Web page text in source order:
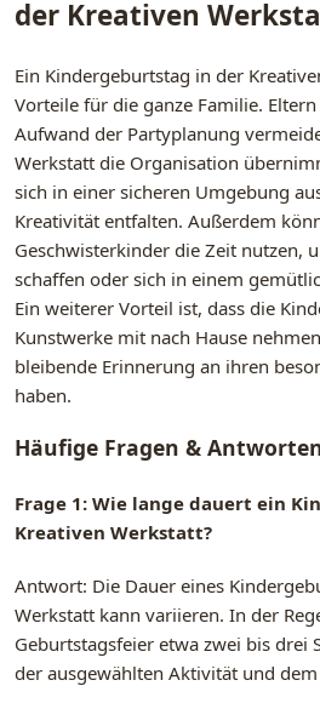
der Kreativen
Ein Kindergeburtstag in der
Vorteile für die ganze Familie.
Aufwand der Partyplanung
Werkstatt die Organisation
sich in einer sicheren Umgebung
Kreativität entfalten. Außerdem
Geschwisterkinder die Zeit nutzen,
schaffen oder sich in einem
Ein weiterer Vorteil ist, dass die
Kunstwerke mit nach Hause
bleibende Erinnerung an ihren
haben.
Häufige Fragen &
Frage 1: Wie lange dauert ein
Kreativen Werkstatt?
Antwort: Die Dauer eines
Werkstatt kann variieren. In der
Geburtstagsfeier etwa zwei bis drei
der ausgewählten Aktivität und